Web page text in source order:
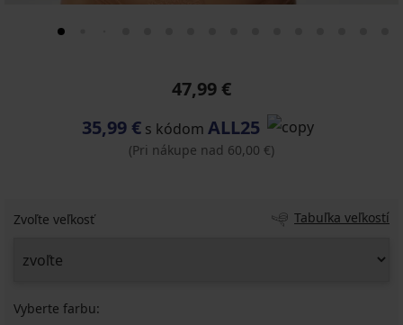
47,99 €
35,99 € s kódom ALL25
(Pri nákupe nad 60,00 €)
Zvoľte veľkosť Tabuľka veľkostí
Vyberte farbu: